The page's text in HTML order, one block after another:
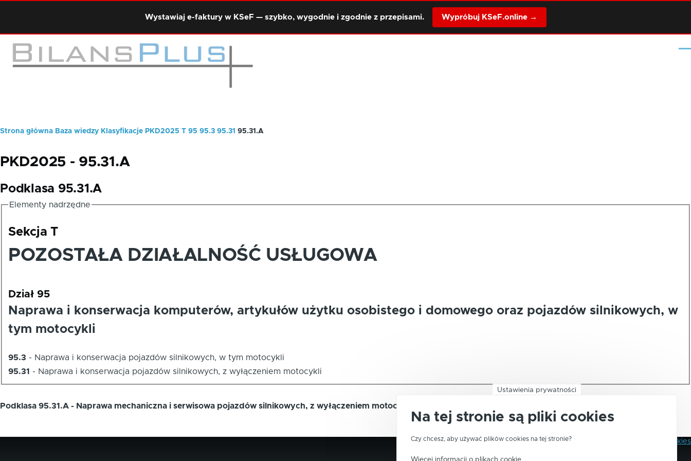
Wystawiaj e-faktury w KSeF — szybko, wygodnie i zgodnie z przepisami. Wypróbuj KSeF.online →
Ścieżka
Strona główna Baza wiedzy Klasyfikacje PKD2025 T 95 95.3 95.31 95.31.A
PKD2025 - 95.31.A
Podklasa 95.31.A
Elementy nadrzędne
Sekcja T
POZOSTAŁA DZIAŁALNOŚĆ USŁUGOWA
Dział 95
Naprawa i konserwacja komputerów, artykułów użytku osobistego i domowego oraz pojazdów silnikowych, w
tym motocykli
95.3 - Naprawa i konserwacja pojazdów silnikowych, w tym motocykli
95.31
- Naprawa i konserwacja pojazdów silnikowych, z wyłączeniem motocykli
Podklasa 95.31.A - Naprawa mechaniczna i serwisowa pojazdów silnikowych, z wyłączeniem motocykli
Polityka Prywatności Pliki Cookies
Ustawienia prywatności
Na tej stronie są pliki cookies
Czy chcesz, aby używać plików cookies na tej stronie?
Więcej informacji o plikach cookie